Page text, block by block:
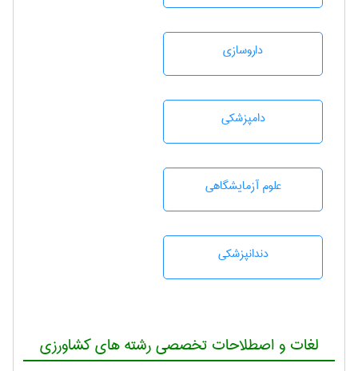
داروسازی
دامپزشكی
علوم آزمايشگاهی
دندانپزشكی
لغات و اصطلاحات تخصصی رشته های کشاورزی